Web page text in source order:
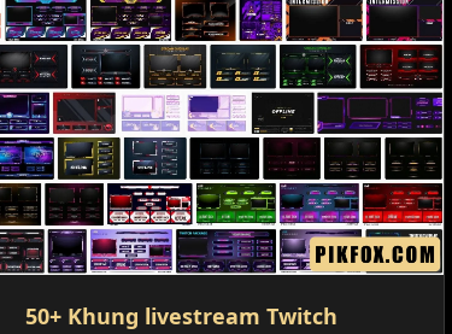
50+ Khung livestream Twitch